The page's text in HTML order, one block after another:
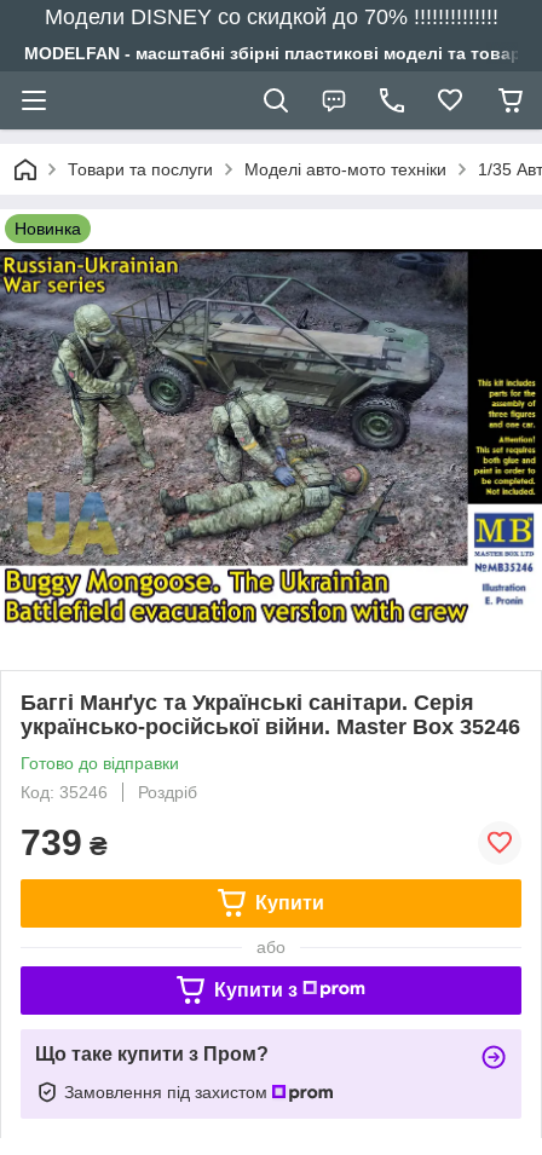
Модели DISNEY со скидкой до 70% !!!!!!!!!!!!!!
MODELFAN - масштабні збірні пластикові моделі та
Товари та послуги Моделі авто-мото техніки 1/35
Новинка
Баггі Манґус та Українські санітари. Серія
українсько-російської війни. Master Box 35246
Готово до відправки
Код: 35246
Роздріб
739 ₴
Купити
або
Купити з
Що таке купити з Пром?
Замовлення під захистом